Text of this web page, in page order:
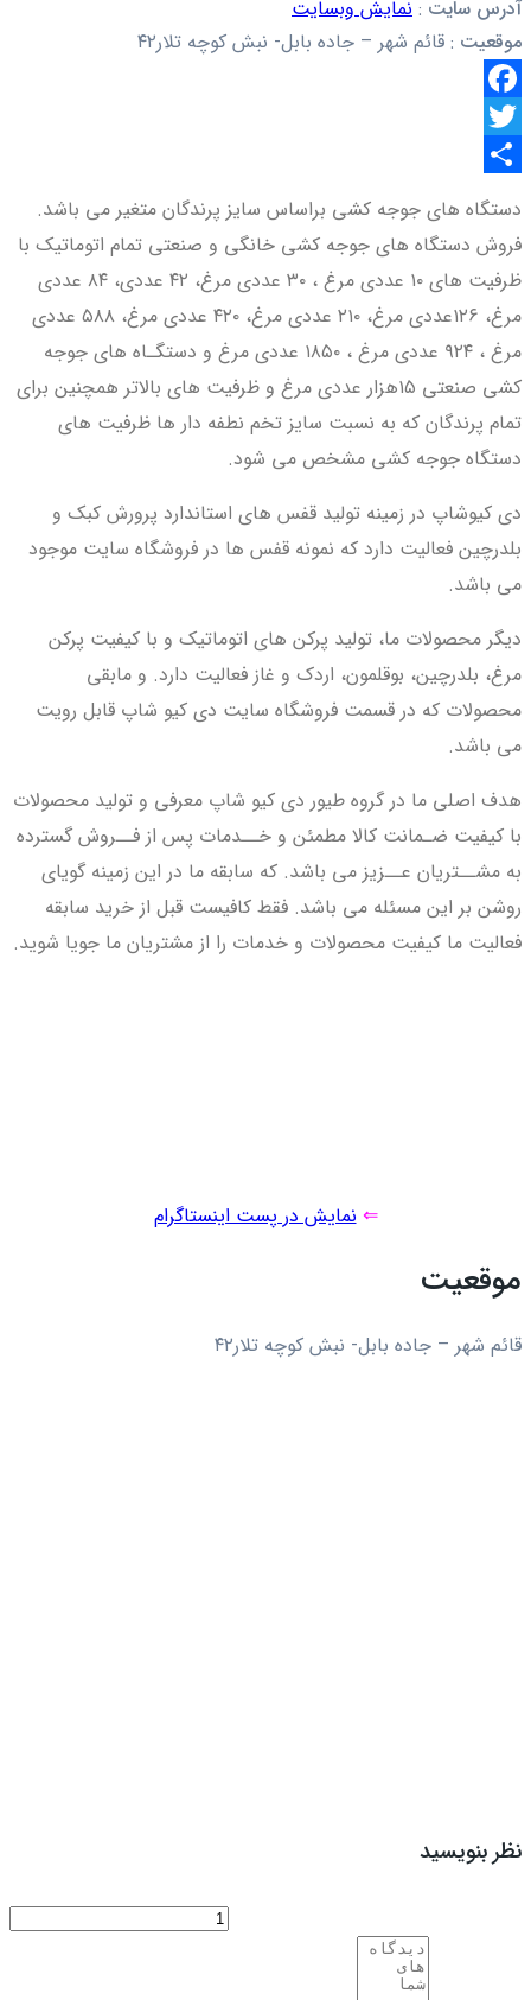
آدرس سایت : نمایش وبسایت
موقعیت : قائم شهر – جاده بابل- نبش کوچه تلار۴۲
Facebook
Twitter
اشتراک
گذاری
دستگاه های جوجه کشی براساس سایز پرندگان متغیر می باشد.
فروش دستگاه های جوجه کشی خانگی و صنعتی تمام اتوماتیک با
ظرفیت های ۱۰ عددی مرغ ، ۳۰ عددی مرغ، ۴۲ عددی، ۸۴ عددی
مرغ، ۱۲۶عددی مرغ، ۲۱۰ عددی مرغ، ۴۲۰ عددی مرغ، ۵۸۸ عددی
مرغ ، ۹۲۴ عددی مرغ ، ۱۸۵۰ عددی مرغ و دستگـاه های جوجه
کشی صنعتی ۱۵هزار عددی مرغ و ظرفیت های بالاتر همچنین برای
تمام پرندگان که به نسبت سایز تخم نطفه دار ها ظرفیت های
دستگاه جوجه کشی مشخص می شود.
دی کیوشاپ در زمینه تولید قفس های استاندارد پرورش کبک و
بلدرچین فعالیت دارد که نمونه قفس ها در فروشگاه سایت موجود
می باشد.
دیگر محصولات ما، تولید پرکن های اتوماتیک و با کیفیت پرکن
مرغ، بلدرچین، بوقلمون، اردک و غاز فعالیت دارد. و مابقی
محصولات که در قسمت فروشگاه سایت دی کیو شاپ قابل رویت
می باشد.
هدف اصلی ما در گروه طیور دی کیو شاپ معرفی و تولید محصولات
با کیفیت ضـمانت کالا مطمئن و خــدمات پس از فــروش گسترده
به مشــتریان عــزیز می باشد. که سابقه ما در این زمینه گویای
روشن بر این مسئله می باشد. فقط کافیست قبل از خرید سابقه
فعالیت ما کیفیت محصولات و خدمات را از مشتریان ما جویا شوید.
⇐نمایش در پست اینستاگرام
موقعیت
قائم شهر – جاده بابل- نبش کوچه تلار۴۲
نظر بنویسید